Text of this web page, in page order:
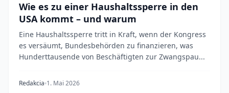
Wie es zu einer Haushaltssperre in den
USA kommt – und warum
Eine Haushaltssperre tritt in Kraft, wenn der Kongress
es versäumt, Bundesbehörden zu finanzieren, was
Hunderttausende von Beschäftigten zur Zwangspau...
Redakcia 1. Mai 2026